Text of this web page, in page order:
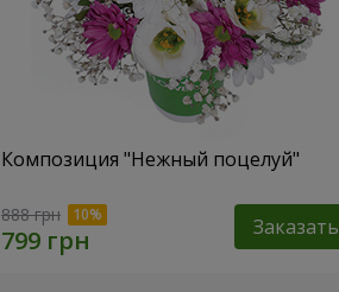
Композиция "Нежный поцелуй"
888 грн Заказать